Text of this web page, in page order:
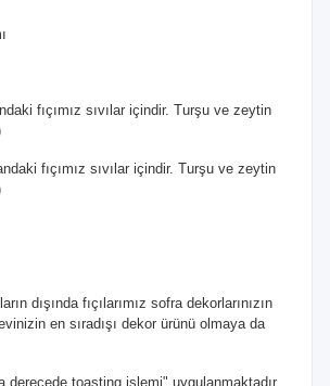
fıçımız sıvılar içindir. Turşu ve zeytin
fıçımız sıvılar içindir. Turşu ve zeytin
dışında fıçılarımız sofra dekorlarınızın
en sıradışı dekor ürünü olmaya da
derecede toasting işlemi" uygulanmaktadır.